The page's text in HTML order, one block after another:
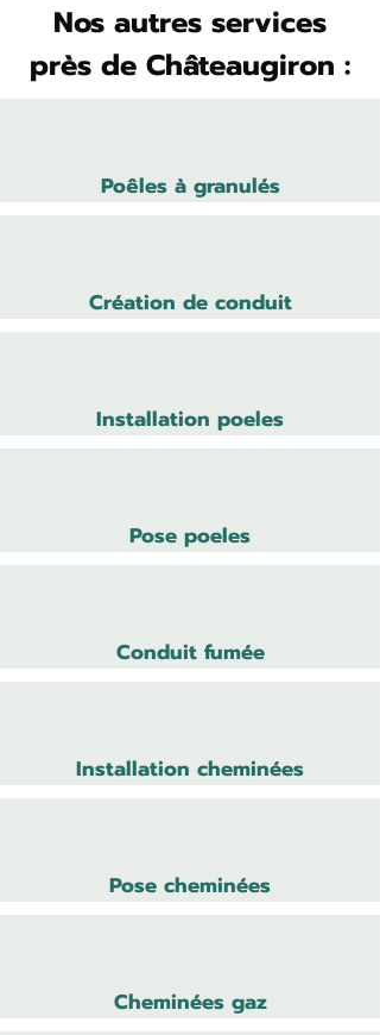
Nos autres services
près de Châteaugiron :
Poêles à granulés
Création de conduit
Installation poeles
Pose poeles
Conduit fumée
Installation cheminées
Pose cheminées
Cheminées gaz